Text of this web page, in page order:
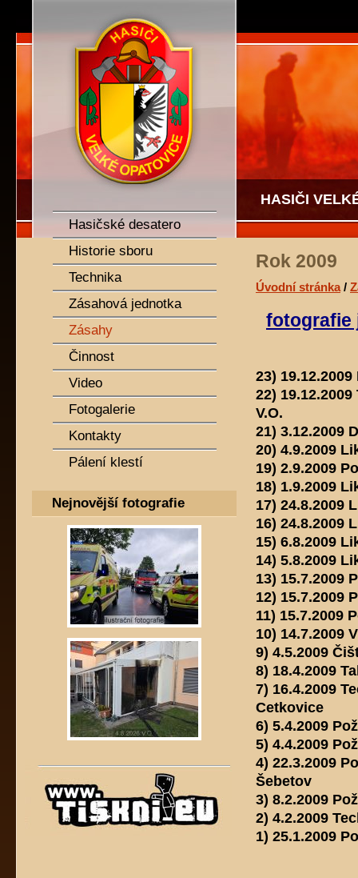
HASIČI
Rok 2009
Úvodní stránka /
fotografie
23)
22)
V.O.
21) 3.12.2009
20) 4.9.2009
19) 2.9.2009
18) 1.9.2009
17) 24.8.2009
16) 24.8.2009
15) 6.8.2009
14) 5.8.2009
13) 15.7.2009
12) 15.7.2009
11) 15.7.2009
10) 14.7.2009
9) 4.5.2009
8) 18.4.2009
7) 16.4.2009
Cetkovice
6) 5.4.2009
5) 4.4.2009
4) 22.3.2009
Šebetov
3) 8.2.2009
2) 4.2.2009
1) 25.1.2009
SDH Velké Opatovice
Hasičské desatero
Historie sboru
Technika
Zásahová jednotka
Zásahy
Činnost
Video
Fotogalerie
Kontakty
Pálení klestí
Nejnovější fotografie